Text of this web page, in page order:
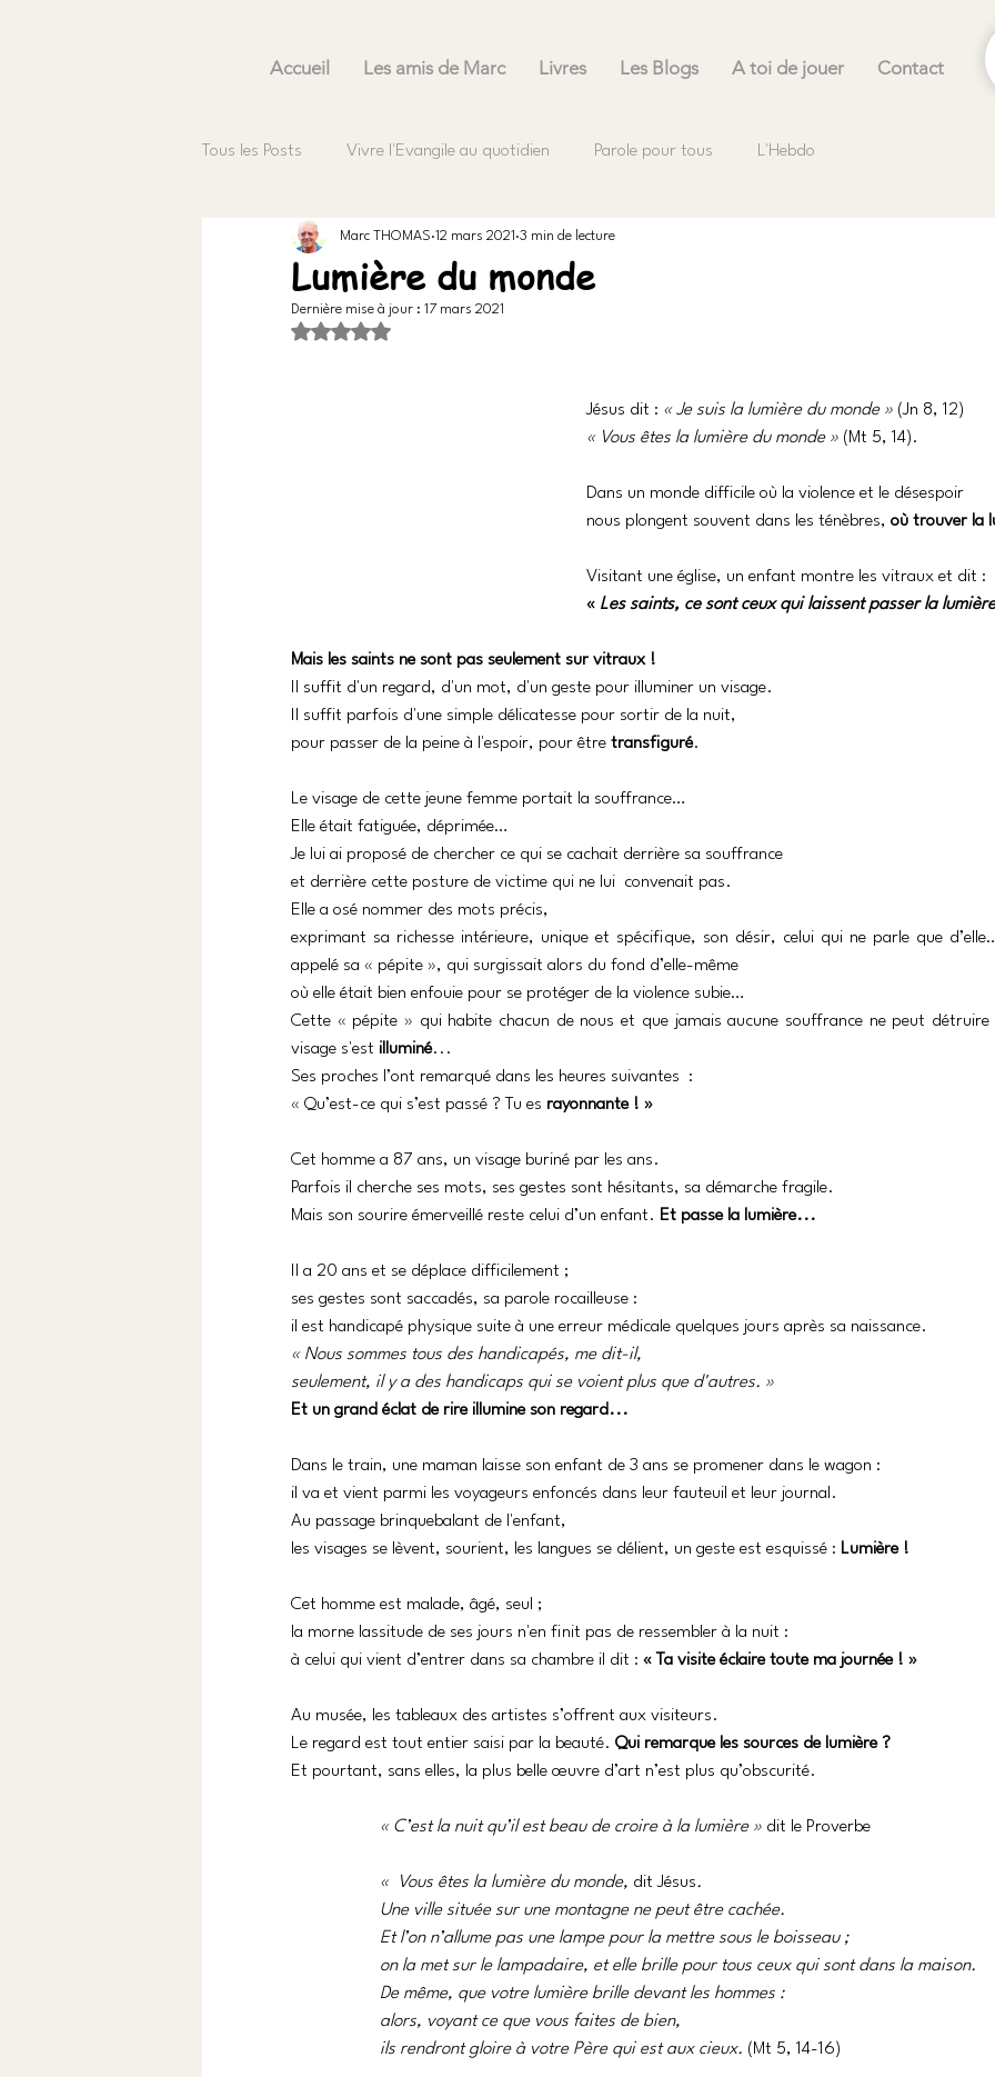
Accueil Les amis de Marc Livres Les Blogs A toi de jouer Contact
Tous les Posts Vivre l'Evangile au quotidien Parole pour tous L'Hebdo
Lumière du monde
Marc THOMAS 12 mars 2021 3 min de lecture
Dernière mise à jour : 17 mars 2021
Noté NaN étoiles sur 5.
Jésus dit : « Je suis la lumière du monde » (Jn 8, 12)
« Vous êtes la lumière du monde » (Mt 5, 14).
Dans un monde difficile où la violence et le désespoir
nous plongent souvent dans les ténèbres, où trouver la
Visitant une église, un enfant montre les vitraux et dit :
« Les saints, ce sont ceux qui laissent passer la
Mais les saints ne sont pas seulement sur vitraux !
Il suffit d'un regard, d'un mot, d'un geste pour illuminer un visage.
Il suffit parfois d'une simple délicatesse pour sortir de la nuit,
pour passer de la peine à l'espoir, pour être transfiguré.
Le visage de cette jeune femme portait la souffrance…
Elle était fatiguée, déprimée…
Je lui ai proposé de chercher ce qui se cachait derrière sa souffrance
et derrière cette posture de victime qui ne lui  convenait pas.
Elle a osé nommer des mots précis,
exprimant sa richesse intérieure, unique et spécifique, son désir, celui qui ne parle que
appelé sa « pépite », qui surgissait alors du fond d’elle-même
où elle était bien enfouie pour se protéger de la violence subie…
Cette « pépite » qui habite chacun de nous et que jamais aucune souffrance ne peut
visage s'est illuminé...
Ses proches l’ont remarqué dans les heures suivantes  :
« Qu’est-ce qui s’est passé ? Tu es rayonnante ! »
Cet homme a 87 ans, un visage buriné par les ans.
Parfois il cherche ses mots, ses gestes sont hésitants, sa démarche fragile.
Mais son sourire émerveillé reste celui d’un enfant. Et passe la lumière...
Il a 20 ans et se déplace difficilement ;
ses gestes sont saccadés, sa parole rocailleuse :
il est handicapé physique suite à une erreur médicale quelques jours après sa naissance.
« Nous sommes tous des handicapés, me dit-il,
seulement, il y a des handicaps qui se voient plus que d'autres. »
Et un grand éclat de rire illumine son regard...
Dans le train, une maman laisse son enfant de 3 ans se promener dans le wagon :
il va et vient parmi les voyageurs enfoncés dans leur fauteuil et leur journal.
Au passage brinquebalant de l'enfant,
les visages se lèvent, sourient, les langues se délient, un geste est esquissé : Lumière !
Cet homme est malade, âgé, seul ;
la morne lassitude de ses jours n'en finit pas de ressembler à la nuit :
à celui qui vient d’entrer dans sa chambre il dit : « Ta visite éclaire toute ma journée ! »
Au musée, les tableaux des artistes s’offrent aux visiteurs.
Le regard est tout entier saisi par la beauté. Qui remarque les sources de lumière ?
Et pourtant, sans elles, la plus belle œuvre d’art n’est plus qu’obscurité.
« C’est la nuit qu’il est beau de croire à la lumière » dit le Proverbe
«  Vous êtes la lumière du monde, dit Jésus.
Une ville située sur une montagne ne peut être cachée.
Et l’on n’allume pas une lampe pour la mettre sous le boisseau ;
on la met sur le lampadaire, et elle brille pour tous ceux qui sont dans la maison.
De même, que votre lumière brille devant les hommes :
alors, voyant ce que vous faites de bien,
ils rendront gloire à votre Père qui est aux cieux. (Mt 5, 14-16)